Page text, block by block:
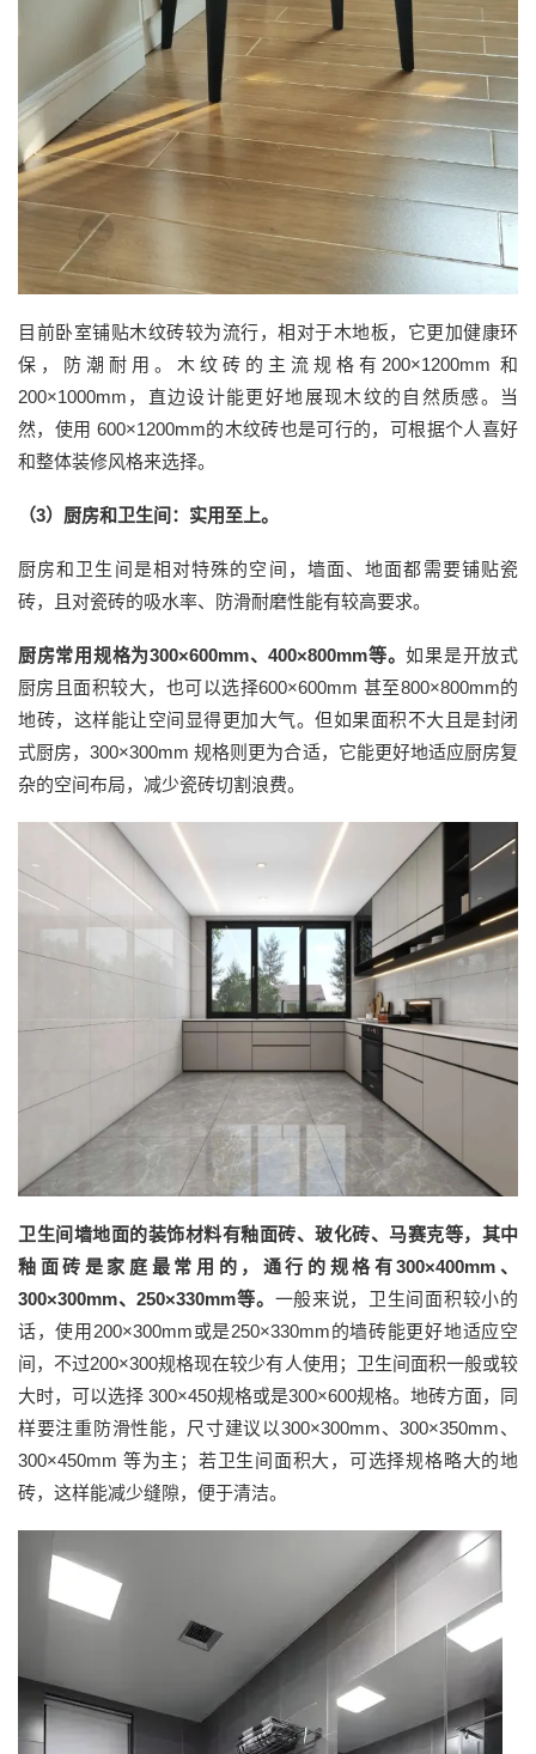
目前卧室铺贴木纹砖较为流行，相 对于木地板，它更加健康环
保，防潮耐用。 木纹砖的 主流规格有 200×1200mm 和
200×1000mm，直边设计能更好地展现木纹的自然质感。当
然，使用 600×1200mm的木纹砖也是可行的，可根据个人喜好
和整体装修风格来选择。
（3）厨房和卫生间：实用至上。
厨房和卫生间是相对特殊的空间，墙面、地面都需要铺贴瓷
砖，且对瓷砖的吸水率、防滑耐磨性能有较高要求。
厨房常用规格为300×600mm、400×800mm等。如果是开放式
厨房且面积较大，也可以选择600×600mm 甚至800×800mm的
地砖，这样能让空间显得更加大气。 但如果面积不大且是封闭
式厨房，300×300mm 规格则更为合适，它能更好地适应厨房复
杂的空间布局，减少瓷砖切割浪费。
卫生间墙地面的装饰材料有釉面砖、玻化砖、马赛克等，其中
釉面砖是家庭最常用的 ， 通行的规格有300×400mm、
300×300mm、250×330mm等。 一般来说，卫生间面积较小的
话，使用 200×300mm或是250×330mm的墙砖能更好地适应空
间，不过200×300规格现在较少有人使用 ； 卫生间面积一般或较
大时，可以选择 300×450规格或是300×600规格。地砖方面，同
样要注重防滑性能，尺寸建议以300×300mm、300×350mm、
300×450mm 等为主 ； 若卫生间面积大，可选择规格略大的地
砖，这样能减少缝隙，便于清洁。